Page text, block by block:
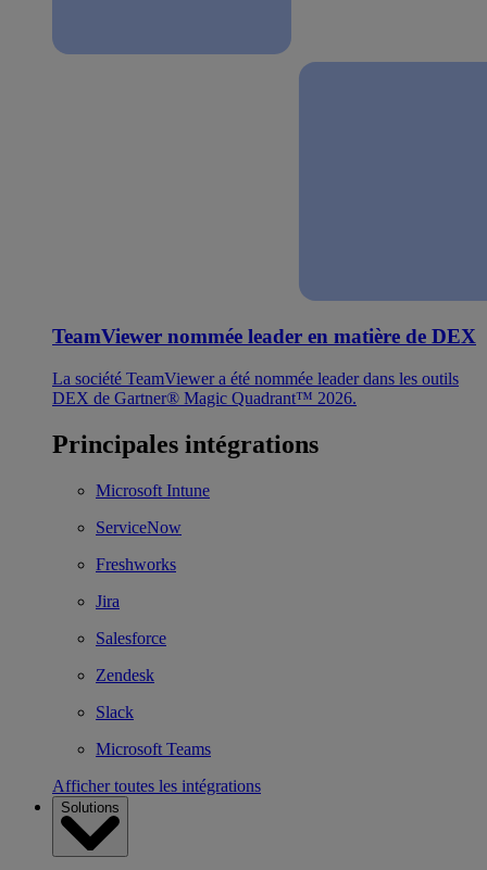
TeamViewer nommée leader en matière de DEX
La société TeamViewer a été nommée leader dans les outils
DEX de Gartner® Magic Quadrant™ 2026.
Principales intégrations
Microsoft Intune
ServiceNow
Freshworks
Jira
Salesforce
Zendesk
Slack
Microsoft Teams
Afficher toutes les intégrations
Solutions